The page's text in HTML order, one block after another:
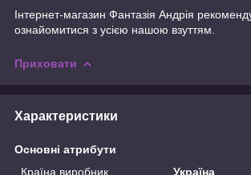
Інтернет-магазин Фантазія Андрія
ознайомитися з усією нашою взуттям.
Приховати
Характеристики
Основні атрибути
Країна виробник
Україна